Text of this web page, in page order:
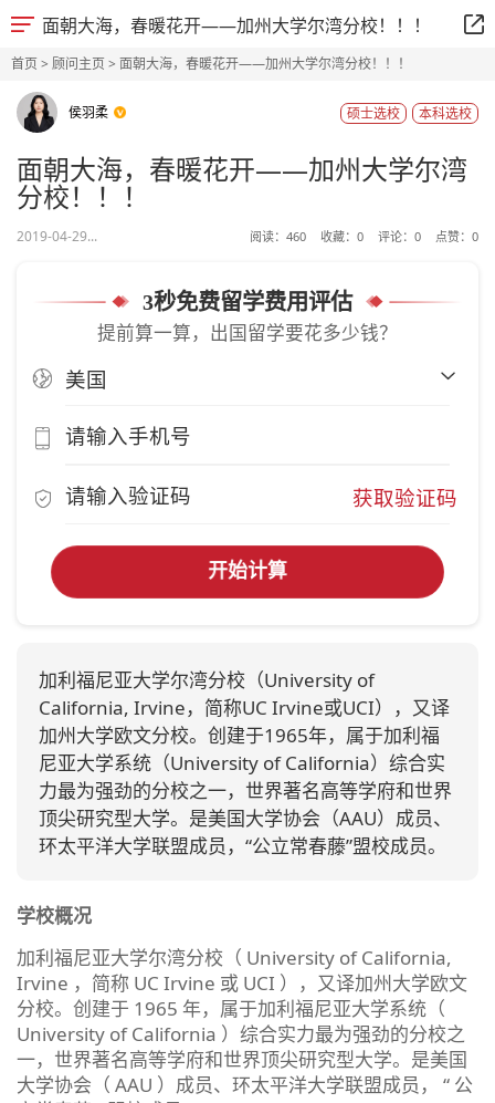
面朝大海，春暖花开——加州大学尔湾分校！！！
首页> 顾问主页> 面朝大海，春暖花开——加州大学尔湾分校！！！
侯羽柔 本科选校
硕士选校
面朝大海，春暖花开——加州大学尔湾
分校！！！
2019-04-29... 阅读： 460 收藏： 0 评论： 0 点赞： 0
3秒免费留学费用评估
提前算一算，出国留学要花多少钱？
获取验证码
开始计算
加利福尼亚大学尔湾分校（University of
California, Irvine，简称UC Irvine或UCI），又译
加州大学欧文分校。创建于1965年，属于加利福
尼亚大学系统（University of California）综合实
力最为强劲的分校之一，世界著名高等学府和世界
顶尖研究型大学。是美国大学协会（AAU）成员、
环太平洋大学联盟成员，“公立常春藤”盟校成员。
学校概况
加利福尼亚大学尔湾分校（ University of California,
Irvine ，简称 UC Irvine 或 UCI ），又译加州大学欧文
分校。创建于 1965 年，属于加利福尼亚大学系统（
University of California ）综合实力最为强劲的分校之
一，世界著名高等学府和世界顶尖研究型大学。是美国
大学协会（ AAU ）成员、环太平洋大学联盟成员， “ 公